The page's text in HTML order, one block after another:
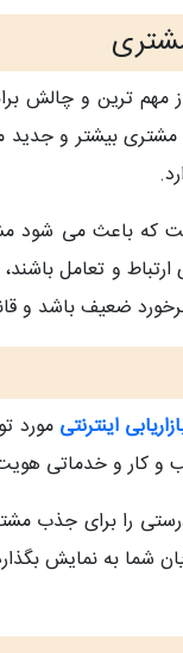
مهم ترین و چالش
بیشتر و جدید
که باعث می شود
و تعامل
برخورد ضعیف باشد
اینترنتی مورد
کار و خدماتی
را برای جذب
شما به نمایش